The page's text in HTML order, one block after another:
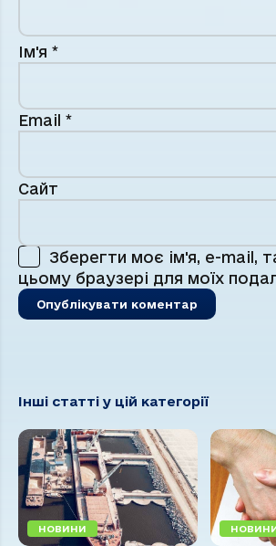
Ім'я *
Email *
Сайт
Зберегти моє ім'я, e-mail,
цьому браузері для моїх
Інші статті у цій категорії
НОВИНИ